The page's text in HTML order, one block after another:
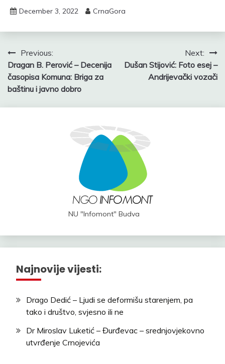
December 3, 2022 CrnaGora
Post
navigation
Previous:
Dragan B. Perović – Decenija
časopisa Komuna: Briga za
baštinu i javno dobro
Next:
Dušan Stijović: Foto esej –
Andrijevački vozači
NU "Infomont" Budva
Najnovije vijesti:
Drago Dedić – Ljudi se deformišu starenjem, pa
tako i društvo, svjesno ili ne
Dr Miroslav Luketić – Đurđevac – srednjovjekovno
utvrđenje Crnojevića